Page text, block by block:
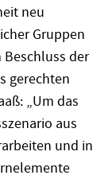
neu
Gruppen
Beschluss der
gerechten
„Um das
aus
und in